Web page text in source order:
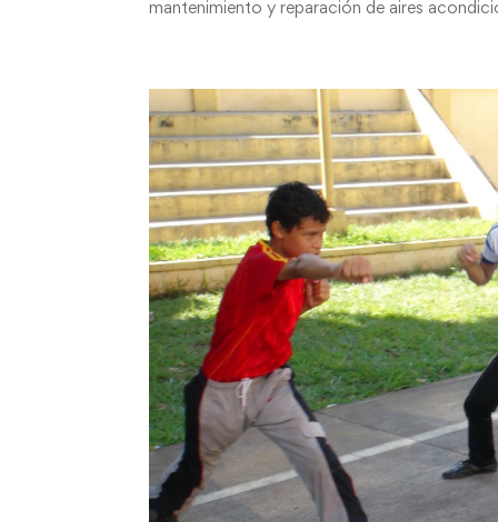
mantenimiento y reparación de aires